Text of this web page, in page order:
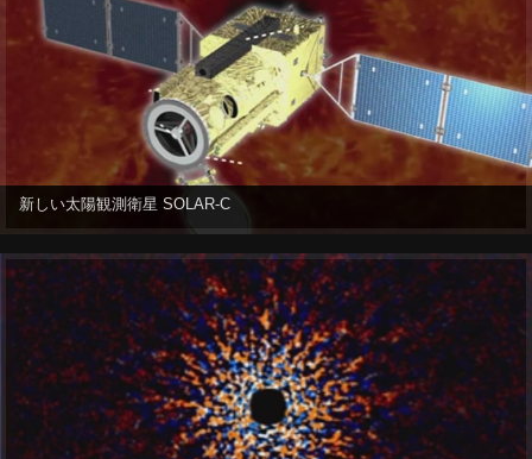
新しい太陽観測衛星 SOLAR-C